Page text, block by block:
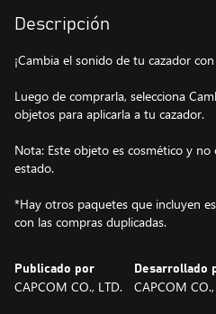
Descripción
¡Cambia el sonido de tu cazador
Luego de comprarla, selecciona
objetos para aplicarla a tu cazador.
Nota: Este objeto es cosmético y
estado.
*Hay otros paquetes que incluyen
con las compras duplicadas.
Publicado por
CAPCOM CO., LTD.
Desarrollado
CAPCOM